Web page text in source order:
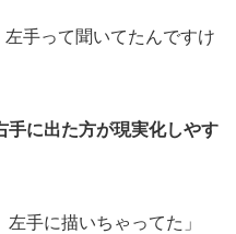
手って聞いてたんですけ
手に出た方が現実化しやす
手に描いちゃってた」